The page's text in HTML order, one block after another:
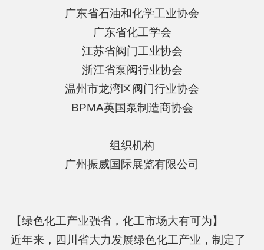
广东省石油和化学工业协会
广东省化工学会
江苏省阀门工业协会
浙江省泵阀行业协会
温州市龙湾区阀门行业协会
BPMA英国泵制造商协会
组织机构
广州振威国际展览有限公司
【绿色化工产业强省，化工市场大有可为】
近年来，四川省大力发展绿色化工产业，制定了